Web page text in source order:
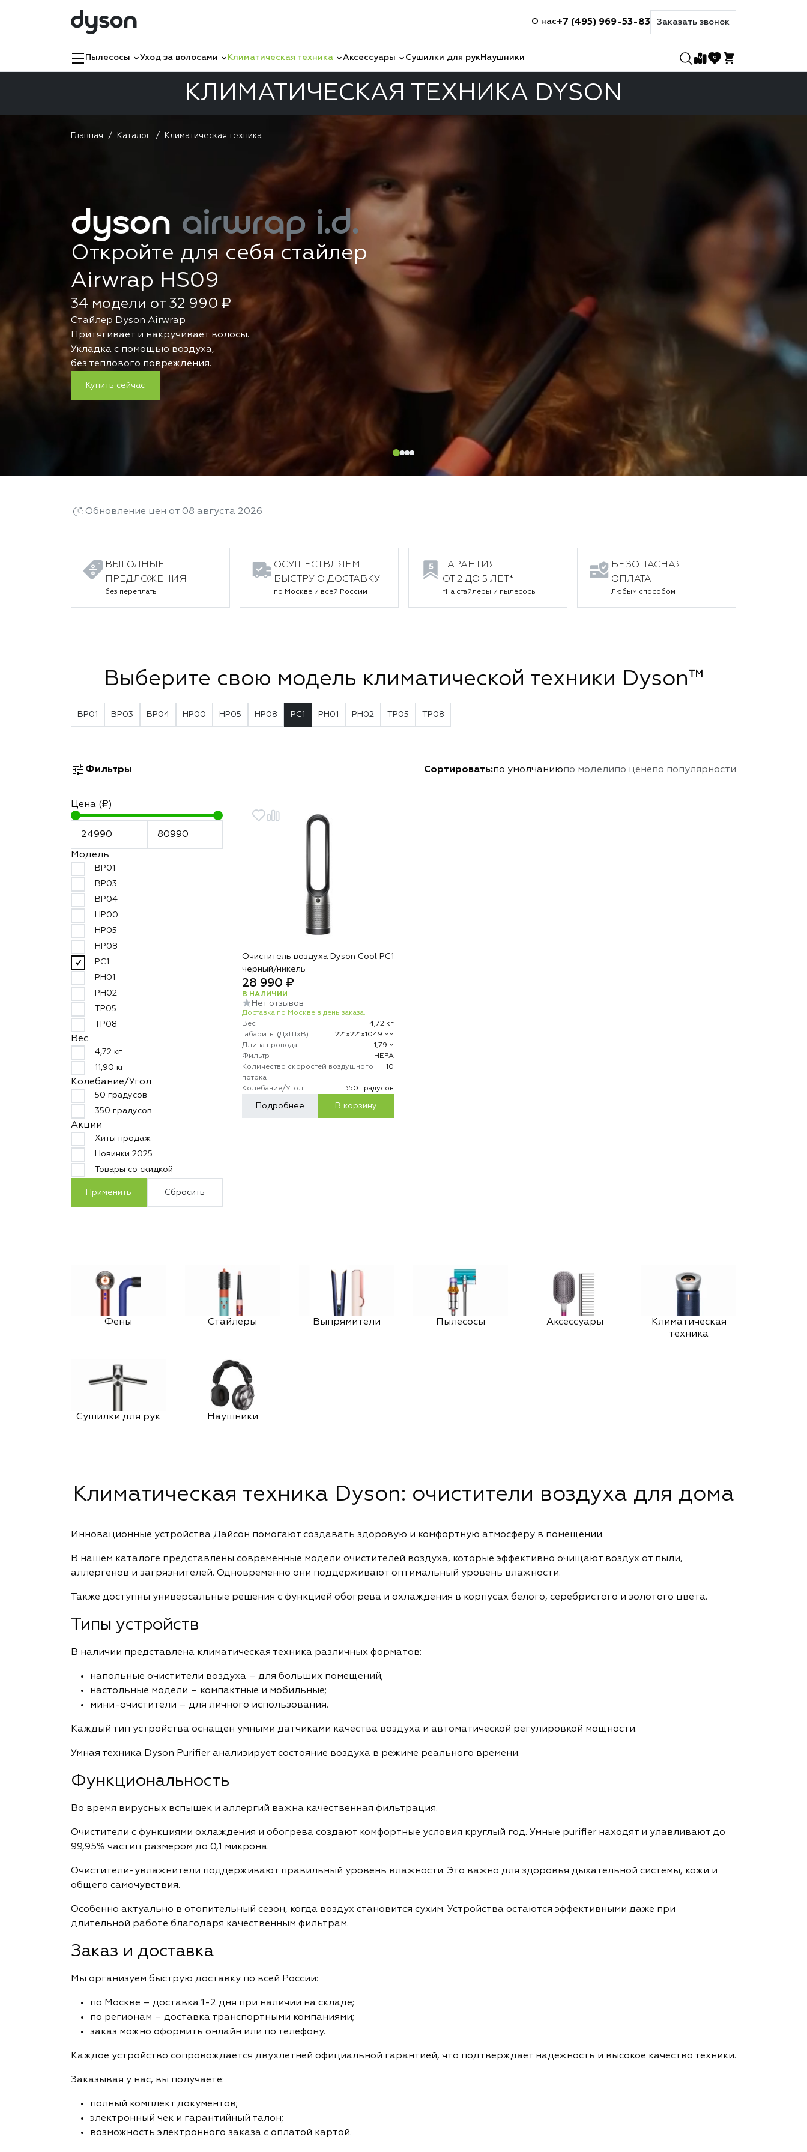
О нас+7 (495) 969-53-83 Заказать звонок
Пылесосы Уход за волосами Климатическая техника Аксессуары Сушилки для рукНаушники 0 0
КЛИМАТИЧЕСКАЯ ТЕХНИКА DYSON
Главная Каталог Климатическая техника
dyson airwrap i.d.
Откройте для себя стайлер
Airwrap HS09
34 модели от 32 990 ₽
Стайлер Dyson Airwrap
Притягивает и накручивает волосы.
Укладка с помощью воздуха,
без теплового повреждения.
Купить сейчас
Обновление цен от 08 августа 2026
ВЫГОДНЫЕ
ПРЕДЛОЖЕНИЯ
без переплаты
ОСУЩЕСТВЛЯЕМ
БЫСТРУЮ ДОСТАВКУ
по Москве и всей России
ГАРАНТИЯ
ОТ 2 ДО 5 ЛЕТ*
*На стайлеры и пылесосы
БЕЗОПАСНАЯ
ОПЛАТА
Любым способом
Выберите свою модель климатической техники Dyson™
BP01 BP03 BP04 HP00 HP05 HP08 PC1 PH01 PH02 TP05 TP08
Фильтры Сортировать:по умолчаниюпо моделипо ценепо популярности
Цена (₽)
Модель
BP01
BP03
BP04
HP00
HP05
HP08
PC1
PH01
PH02
TP05
TP08
Вес
4,72 кг
11,90 кг
Колебание/Угол
50 градусов
350 градусов
Акции
Хиты продаж
Новинки 2025
Товары со скидкой
Применить Сбросить
Очиститель воздуха Dyson Cool PC1
черный/никель
28 990 ₽
В НАЛИЧИИ
Нет отзывов
Доставка по Москве в день заказа.
Вес
4,72 кг
Габариты (ДхШхВ)
221х221х1049 мм
Длина провода
1,79 м
Фильтр
HEPA
Количество скоростей воздушного
потока
10
Колебание/Угол 350 градусов
Подробнее В корзину
Фены Стайлеры Выпрямители Пылесосы Аксессуары
Климатическая
техника
Сушилки для рук Наушники
Климатическая техника Dyson: очистители воздуха для дома
Инновационные устройства Дайсон помогают создавать здоровую и комфортную атмосферу в помещении.
В нашем каталоге представлены современные модели очистителей воздуха, которые эффективно очищают воздух от пыли,
аллергенов и загрязнителей. Одновременно они поддерживают оптимальный уровень влажности.
Также доступны универсальные решения с функцией обогрева и охлаждения в корпусах белого, серебристого и золотого цвета.
Типы устройств
В наличии представлена климатическая техника различных форматов:
напольные очистители воздуха – для больших помещений;
настольные модели – компактные и мобильные;
мини-очистители – для личного использования.
Каждый тип устройства оснащен умными датчиками качества воздуха и автоматической регулировкой мощности.
Умная техника Dyson Purifier анализирует состояние воздуха в режиме реального времени.
Функциональность
Во время вирусных вспышек и аллергий важна качественная фильтрация.
Очистители с функциями охлаждения и обогрева создают комфортные условия круглый год. Умные purifier находят и улавливают до
99,95% частиц размером до 0,1 микрона.
Очистители-увлажнители поддерживают правильный уровень влажности. Это важно для здоровья дыхательной системы, кожи и
общего самочувствия.
Особенно актуально в отопительный сезон, когда воздух становится сухим. Устройства остаются эффективными даже при
длительной работе благодаря качественным фильтрам.
Заказ и доставка
Мы организуем быструю доставку по всей России:
по Москве – доставка 1-2 дня при наличии на складе;
по регионам – доставка транспортными компаниями;
заказ можно оформить онлайн или по телефону.
Каждое устройство сопровождается двухлетней официальной гарантией, что подтверждает надежность и высокое качество техники.
Заказывая у нас, вы получаете:
полный комплект документов;
электронный чек и гарантийный талон;
возможность электронного заказа с оплатой картой.